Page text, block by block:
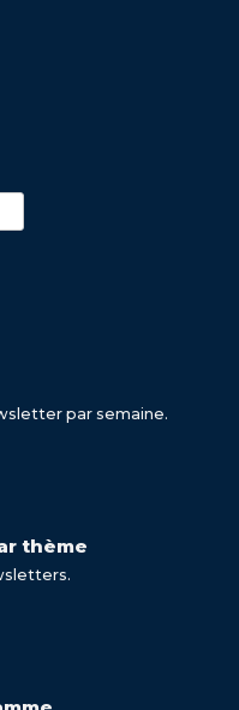
par semaine.
thème